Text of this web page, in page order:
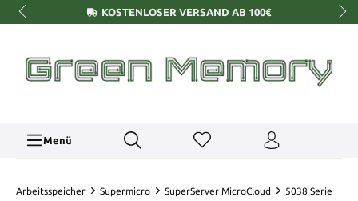
KOSTENLOSER VERSAND AB 100€
Menü
Arbeitsspeicher Supermicro SuperServer MicroCloud
5038 Serie